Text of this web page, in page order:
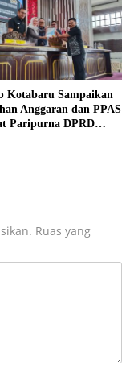
Kotabaru Sampaikan
Anggaran dan PPAS
Paripurna DPRD
Ruas yang